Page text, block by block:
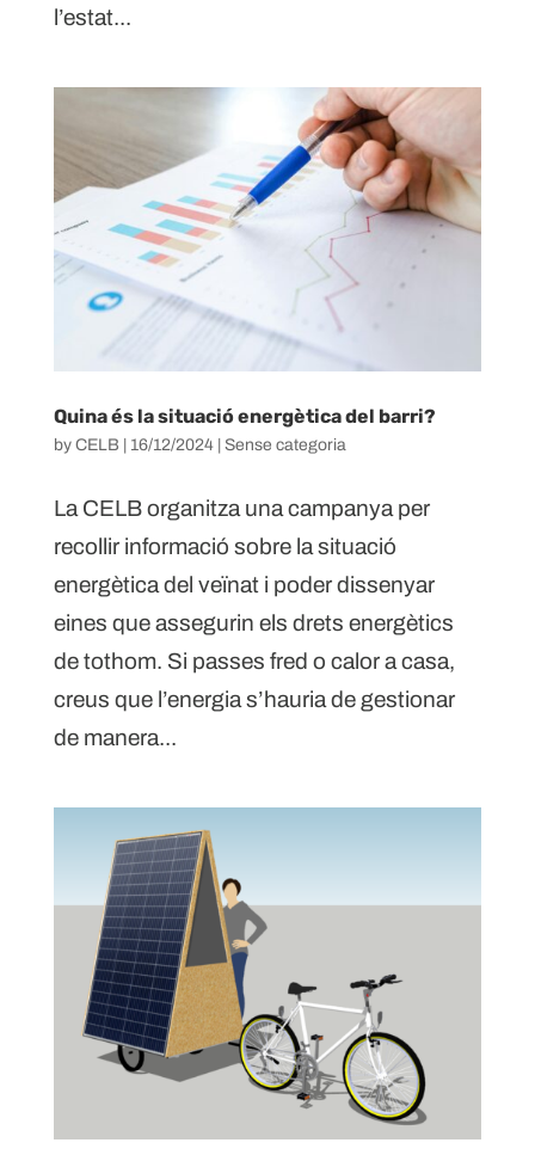
l’estat...
Quina és la situació energètica del barri?
by CELB | 16/12/2024| Sense categoria
La CELB organitza una campanya per
recollir informació sobre la situació
energètica del veïnat i poder dissenyar
eines que assegurin els drets energètics
de tothom. Si passes fred o calor a casa,
creus que l’energia s’hauria de gestionar
de manera...